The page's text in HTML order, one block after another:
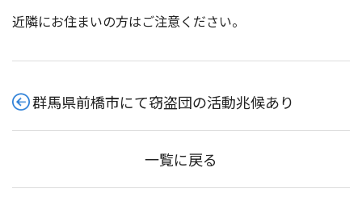
近隣にお住まいの方はご注意ください。
群馬県前橋市にて窃盗団の活動兆候あり
一覧に戻る